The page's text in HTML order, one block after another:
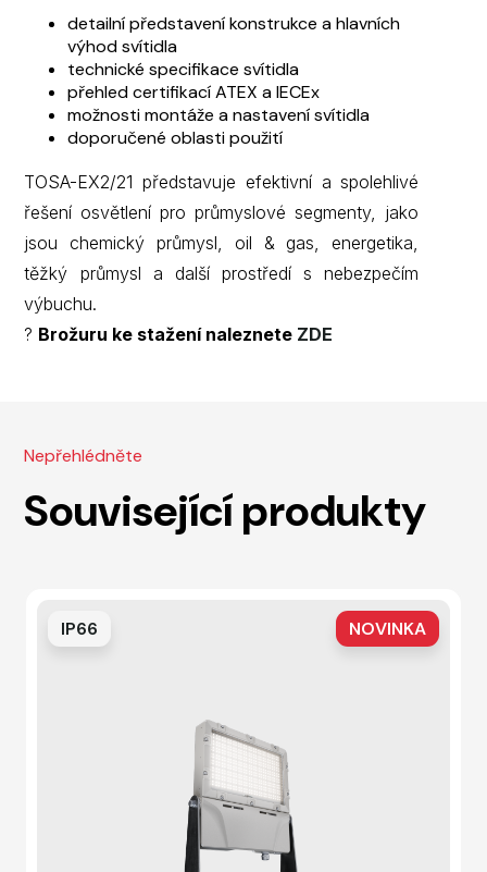
detailní představení konstrukce a hlavních
výhod svítidla
technické specifikace svítidla
přehled certifikací ATEX a IECEx
možnosti montáže a nastavení svítidla
doporučené oblasti použití
TOSA-EX2/21 představuje efektivní a spolehlivé
řešení osvětlení pro průmyslové segmenty, jako
jsou chemický průmysl, oil & gas, energetika,
těžký průmysl a další prostředí s nebezpečím
výbuchu.
? Brožuru ke stažení naleznete ZDE
Nepřehlédněte
Související produkty
IP66 NOVINKA